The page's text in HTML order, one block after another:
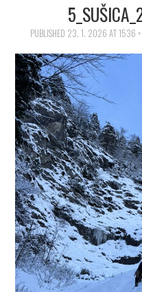
OBVESTILA
ALPINIZEM
ŠPORTNO PLEZANJE
PLEZALNI KROŽEK
PUBLISHED 23. 1. 2026 AT1536